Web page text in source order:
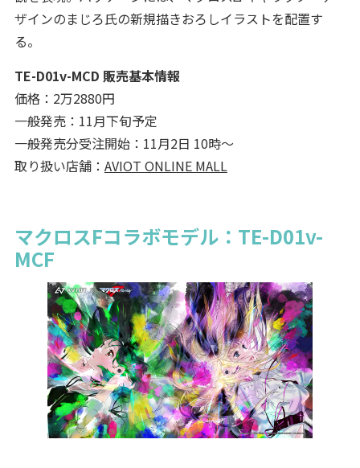
ザインのまじろ氏の新規描きおろしイラストを配置す
る。
TE-D01v-MCD 販売基本情報
価格：2万2880円
一般発売：11月下旬予定
一般発売分受注開始：11月2日 10時〜
取り扱い店舗： AVIOT ONLINE MALL
マクロスFコラボモデル：TE-D01v-
MCF